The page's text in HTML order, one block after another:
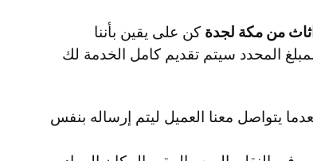
من مكة لجدة كن على يقين بأننا
المحدد سيتم تقديم كامل الخدمة لك
يتواصل معنا العميل ليتم إرساله بنفس